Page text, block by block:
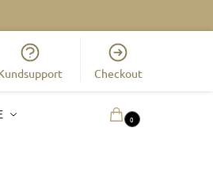
Checkout
0